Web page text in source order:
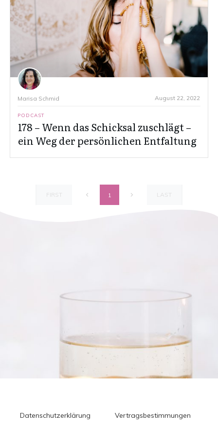
Marisa Schmid August 22, 2022
PODCAST
178 – Wenn das Schicksal zuschlägt –
ein Weg der persönlichen Entfaltung
FIRST 1 LAST
Datenschutzerklärung
Vertragsbestimmungen